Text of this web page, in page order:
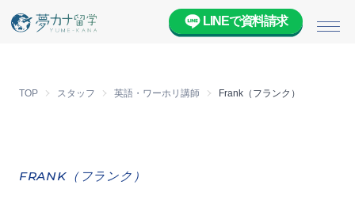
メ
LINEで資料請求
TOP スタッフ 英語・ワーホリ講師 Frank（フランク）
FRANK（フランク）